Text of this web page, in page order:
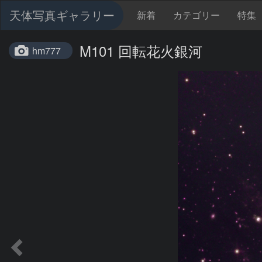
天体写真ギャラリー 新着 カテゴリー 特集
hm777 M101 回転花火銀河